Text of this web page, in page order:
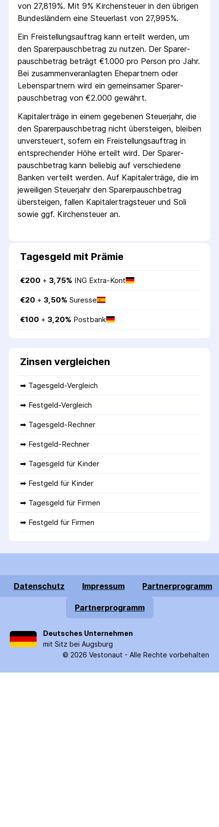
von 27,819%. Mit 9% Kirchensteuer in den übrigen
Bundesländern eine Steuerlast von 27,995%.
Ein Freistellungs­auftrag kann erteilt werden, um
den Sparer­pausch­betrag zu nutzen. Der Sparer­
pausch­betrag beträgt €1.000 pro Person pro Jahr.
Bei zusammenveranlagten Ehepartnern oder
Lebenspartnern wird ein gemeinsamer Sparer­
pausch­betrag von €2.000 gewährt.
Kapitalerträge in einem gegebenen Steuerjahr, die
den Sparer­pausch­betrag nicht übersteigen, bleiben
unversteuert, sofern ein Freistellungs­auftrag in
entsprechender Höhe erteilt wird. Der Sparer­
pausch­betrag kann beliebig auf verschiedene
Banken verteilt werden. Auf Kapitalerträge, die im
jeweiligen Steuerjahr den Sparer­pausch­betrag
übersteigen, fallen Kapital­ertrag­steuer und Soli
sowie ggf. Kirchensteuer an.
Tagesgeld mit Prämie
€200 + 3,75% ING Extra-Kont
€20 + 3,50% Suresse
€100 + 3,20% Postbank
Zinsen vergleichen
➡ Tagesgeld-Vergleich
➡ Festgeld-Vergleich
➡ Tagesgeld-Rechner
➡ Festgeld-Rechner
➡ Tagesgeld für Kinder
➡ Festgeld für Kinder
➡ Tagesgeld für Firmen
➡ Festgeld für Firmen
Datenschutz Impressum Partnerprogramm
Partnerprogramm
Deutsches Unternehmen
mit Sitz bei Augsburg
© 2026 Vestonaut - Alle Rechte vorbehalten